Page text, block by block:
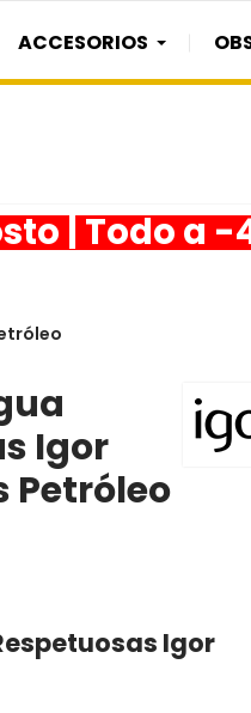
ACCESORIOS
| Todo a -
Igor
Petróleo
Igor